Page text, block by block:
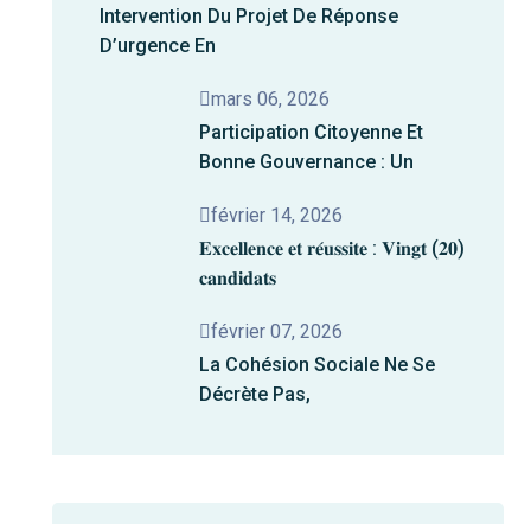
Intervention Du Projet De Réponse
D’urgence En
mars 06, 2026
Participation Citoyenne Et
Bonne Gouvernance : Un
février 14, 2026
𝐄𝐱𝐜𝐞𝐥𝐥𝐞𝐧𝐜𝐞 𝐞𝐭 𝐫𝐞́𝐮𝐬𝐬𝐢𝐭𝐞 : 𝐕𝐢𝐧𝐠𝐭 (𝟐𝟎)
𝐜𝐚𝐧𝐝𝐢𝐝𝐚𝐭𝐬
février 07, 2026
La Cohésion Sociale Ne Se
Décrète Pas,